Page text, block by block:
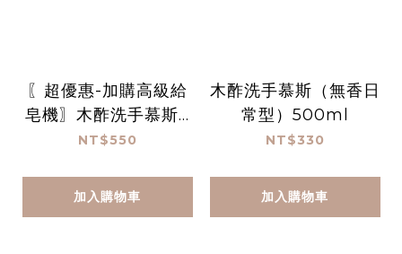
〖超優惠-加購高級給
皂機〗木酢洗手慕斯 1
000 mL
NT$550
加入購物車
木酢洗手慕斯（無香日
常型）500ml
NT$330
加入購物車